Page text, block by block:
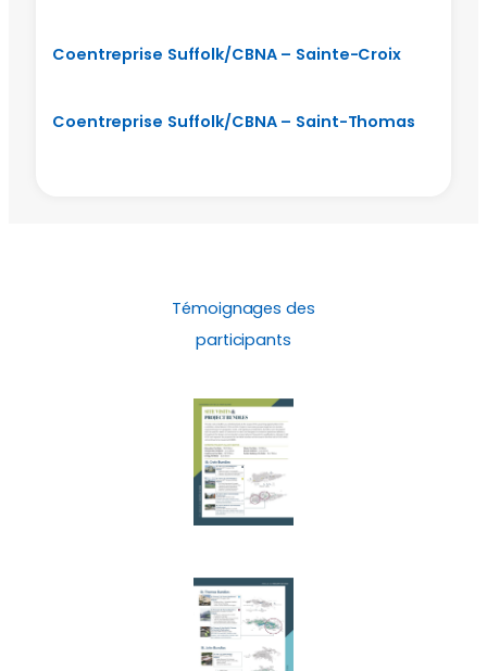
Coentreprise Suffolk/CBNA – Sainte-Croix
Coentreprise Suffolk/CBNA – Saint-Thomas
Témoignages des
participants